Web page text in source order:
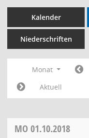
Kalender
Niederschriften
Monat
Aktuell
MO 01.10.2018